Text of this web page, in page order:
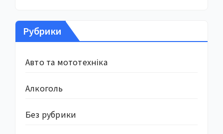
Рубрики
Авто та мототехніка
Алкоголь
Без рубрики